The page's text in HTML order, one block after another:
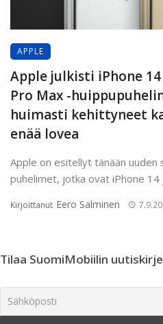
APPLE
Apple julkisti iPhone
Pro Max -
huimasti kehittyneet
enää lovea
Apple on esitellyt tänään uuden
puhelimet, jotka ovat iPhone 14
Kirjoittanut Eero Salminen
Tilaa SuomiMobiilin